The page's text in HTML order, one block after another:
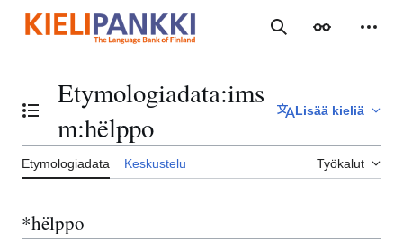
sisältöön
Haku Ulkoasu
Vaihda sisällysluettelo
Etymologiadata:ims
m:hëlppo
Lisää kieliä
Etymologiadata Keskustelu Työkalut
*hëlppo